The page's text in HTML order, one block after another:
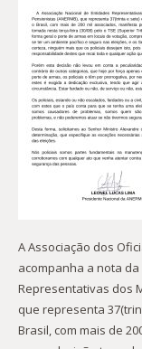
A Associação dos
acompanha a nota
Representativas dos
que representa
Brasil, com mais de